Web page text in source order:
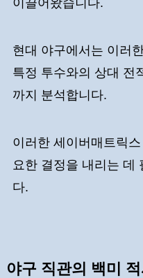
현대 야구에서는 이러
특정 투수와의 상대 전
까지 분석합니다.
이러한 세이버매트릭
요한 결정을 내리는 데
다.
야구 직관의 백미